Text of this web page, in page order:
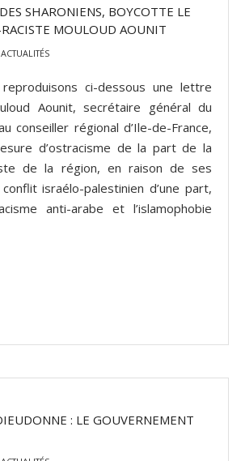
SHARONIENS, BOYCOTTE LE
MOULOUD AOUNIT
ACTUALITÉS
ci-dessous une lettre
Aounit, secrétaire général du
conseiller régional d’Ile-de-France,
d’ostracisme de la part de la
de la région, en raison de ses
israélo-palestinien d’une part,
anti-arabe et l’islamophobie
: LE GOUVERNEMENT